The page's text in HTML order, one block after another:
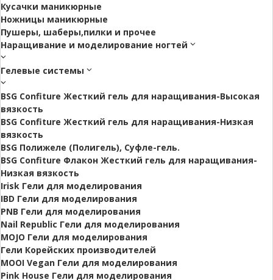
Кусачки маникюрные
Ножницы маникюрные
Пушеры, шаберы,пилки и прочее
Наращивание и моделирование ногтей
Гелевые системы
BSG Confiture Жесткий гель для наращивания-Высокая
вязкость
BSG Confiture Жесткий гель для наращивания-Низкая
вязкость
BSG Полижеле (Полигель), Суфле-гель.
BSG Confiture Флакон Жесткий гель для наращивания-
Низкая вязкость
Irisk Гели для моделирования
IBD Гели для моделирования
PNB Гели для моделирования
Nail Republic Гели для моделирования
MOJO Гели для моделирования
Гели Корейских производителей
MOOI Vegan Гели для моделирования
Pink House Гели для моделирования